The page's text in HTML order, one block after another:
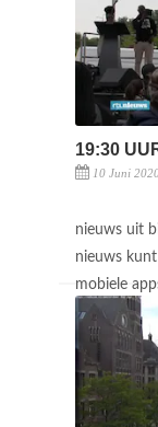
19:30
10 Juni
nieuws uit
nieuws
mobiele